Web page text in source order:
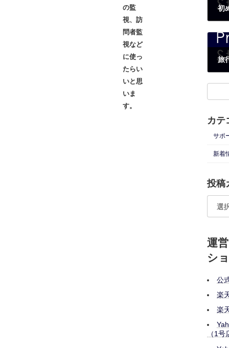
の監
視、訪
問者監
視など
に使っ
たらい
いと思
いま
す。
カテ
サポ
新着
投稿
運
シ
公
楽
楽
（1号